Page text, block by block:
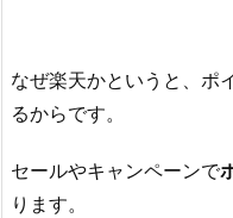
なぜ楽天かというと、ポ
るからです。
セールやキャンペーンで
ります。